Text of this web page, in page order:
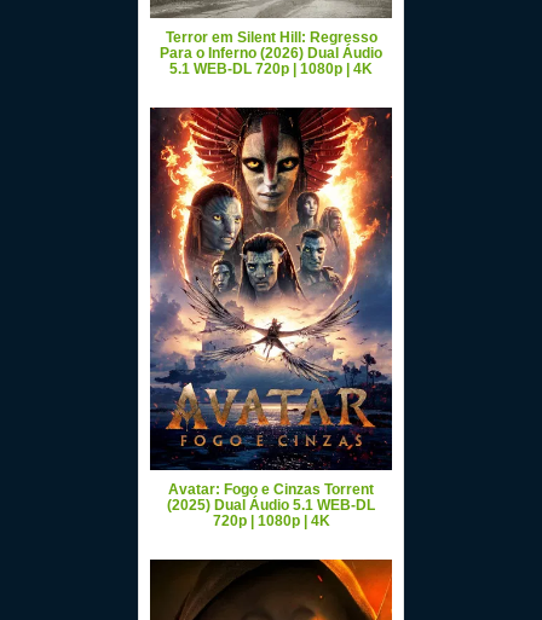
Terror em Silent Hill: Regresso
Para o Inferno (2026) Dual Áudio
5.1 WEB-DL 720p | 1080p | 4K
Avatar: Fogo e Cinzas Torrent
(2025) Dual Áudio 5.1 WEB-DL
720p | 1080p | 4K